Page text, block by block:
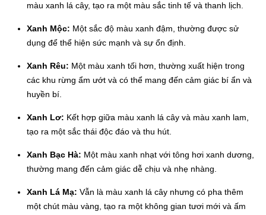
màu xanh lá cây, tạo ra một màu sắc tinh tế và thanh lịch.
Xanh Mộc: Một sắc độ màu xanh đậm, thường được sử
dụng để thể hiện sức mạnh và sự ổn định.
Xanh Rêu: Một màu xanh tối hơn, thường xuất hiện trong
các khu rừng ẩm ướt và có thể mang đến cảm giác bí ẩn và
huyền bí.
Xanh Lơ: Kết hợp giữa màu xanh lá cây và màu xanh lam,
tạo ra một sắc thái độc đáo và thu hút.
Xanh Bạc Hà: Một màu xanh nhạt với tông hơi xanh dương,
thường mang đến cảm giác dễ chịu và nhẹ nhàng.
Xanh Lá Mạ: Vẫn là màu xanh lá cây nhưng có pha thêm
một chút màu vàng, tạo ra một không gian tươi mới và ấm